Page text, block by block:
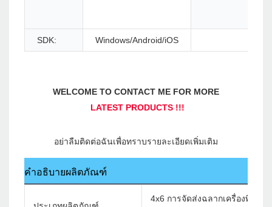
SDK: Windows/Android/iOS
คำอธิบายผลิตภัณฑ์
4x6 การจัดส่งฉลากเครื่องพิมพ์ค